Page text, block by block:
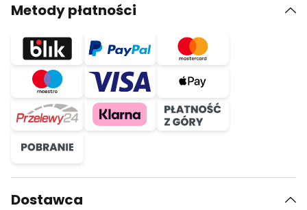
Metody płatności
Dostawca